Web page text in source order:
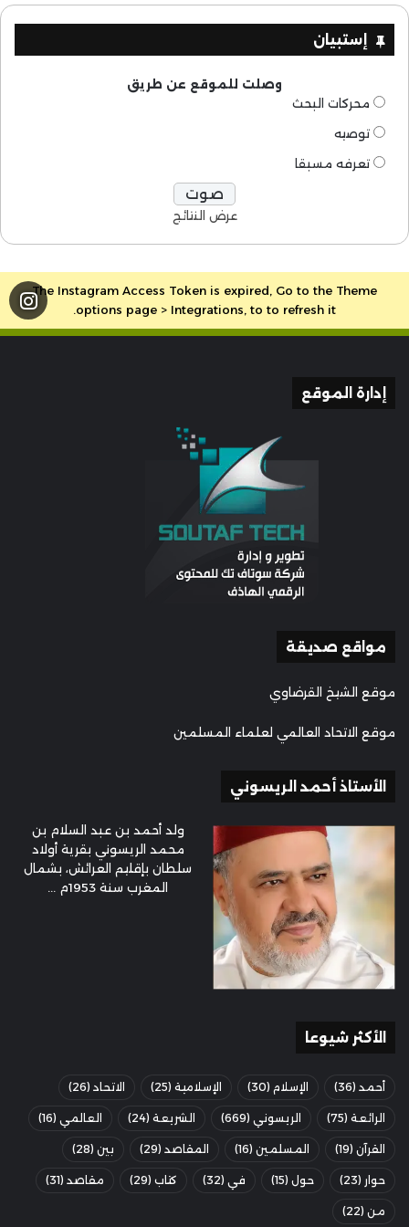
إستبيان
وصلت للموقع عن طريق
محركات البحث
توصيه
تعرفه مسبقا
عرض النتائج
The Instagram Access Token is expired, Go to the Theme
options page > Integrations, to to refresh it.
إدارة الموقع
مواقع صديقة
موقع الشيخ القرضاوي
موقع الاتحاد العالمي لعلماء المسلمين
الأستاذ أحمد الريسوني
ولد أحمد بن عبد السلام بن
محمد الريسوني بقرية أولاد
سلطان بإقليم العرائش، بشمال
المغرب سنة 1953م ...
الأكثر شيوعا
أحمد (36) الإسلام (30) الإسلامية (25) الاتحاد (26)
الرائعة (75) الريسوني (669) الشريعة (24) العالمي (16)
القرآن (19) المسلمين (16) المقاصد (29) بين (28)
حوار (23) حول (15) في (32) كتاب (29) مقاصد (31)
من (22)